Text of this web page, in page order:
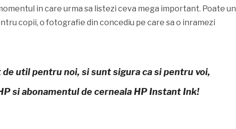
in care urma sa listezi ceva mega important. Poate un
copii, o fotografie din concediu pe care sa o inramezi
util pentru noi, si sunt sigura ca si pentru voi,
si abonamentul de cerneala HP Instant Ink!